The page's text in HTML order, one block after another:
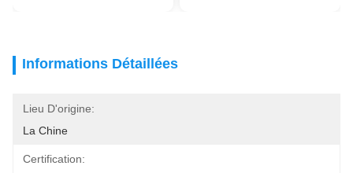
Informations Détaillées
Lieu D'origine:
La Chine
Certification: